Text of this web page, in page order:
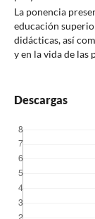
La ponencia
educación
didácticas, así
y en la vida de las
Descargas